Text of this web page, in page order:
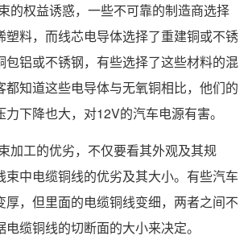
权益诱惑，一些不可靠的制造商选择
塑料，而线芯电导体选择了重建铜或不锈
包铝或不锈钢，有些选择了这些材料的混
都知道这些电导体与无氧铜相比，他们的
下降也大，对12V的汽车电源有害。
工的优劣，不仅要看其外观及其规
束中电缆铜线的优劣及其大小。有些汽车
厚，但里面的电缆铜线变细，两者之间不
缆铜线的切断面的大小来决定。